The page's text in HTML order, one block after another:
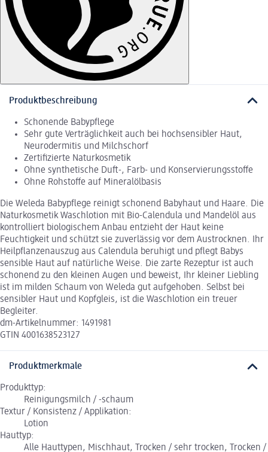
Produktbeschreibung
Schonende Babypflege
Sehr gute Verträglichkeit auch bei hochsensibler Haut,
Neurodermitis und Milchschorf
Zertifizierte Naturkosmetik
Ohne synthetische Duft-, Farb- und Konservierungsstoffe
Ohne Rohstoffe auf Mineralölbasis
Die Weleda Babypflege reinigt schonend Babyhaut und Haare. Die
Naturkosmetik Waschlotion mit Bio-Calendula und Mandelöl aus
kontrolliert biologischem Anbau entzieht der Haut keine
Feuchtigkeit und schützt sie zuverlässig vor dem Austrocknen. Ihr
Heilpflanzenauszug aus Calendula beruhigt und pflegt Babys
sensible Haut auf natürliche Weise. Die zarte Rezeptur ist auch
schonend zu den kleinen Augen und beweist, Ihr kleiner Liebling
ist im milden Schaum von Weleda gut aufgehoben. Selbst bei
sensibler Haut und Kopfgleis, ist die Waschlotion ein treuer
Begleiter.
dm-Artikelnummer: 1491981
GTIN 4001638523127
Produktmerkmale
Produkttyp:
Reinigungsmilch / -schaum
Textur / Konsistenz / Applikation:
Lotion
Hauttyp:
Alle Hauttypen, Mischhaut, Trocken / sehr trocken, Trocken /